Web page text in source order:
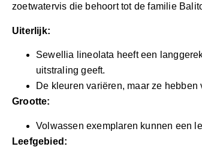
zoetwatervis die behoort tot de familie
Uiterlijk:
Sewellia lineolata heeft een
uitstraling geeft.
De kleuren variëren, maar ze
Grootte:
Volwassen exemplaren kunnen een
Leefgebied: